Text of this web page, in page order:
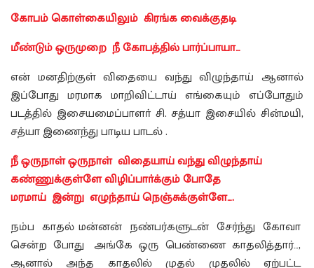
கோபம் கொள்கையிலும் கிரங்க வைக்குதடி
மீண்டும் ஒருமுறை நீ கோபத்தில் பார்ப்பாயா…
என் மனதிற்குள் விதையை வந்து விழுந்தாய் ஆனால்
இப்போது மரமாக மாறிவிட்டாய் எங்கையும் எப்போதும்
படத்தில் இசையமைப்பாளா் சி. சத்யா இசையில் சின்மயி,
சத்யா இணைந்து பாடிய பாடல் .
நீ ஒருநாள் ஒருநாள் விதையாய் வந்து விழுந்தாய்
கண்ணுக்குள்ளே விழிப்பாா்க்கும் போதே
மரமாய் இன்று எழுந்தாய் நெஞ்சுக்குள்ளே….
நம்ப காதல் மன்னன் நண்பர்களுடன் சேர்ந்து கோவா
சென்ற போது அங்கே ஒரு பெண்ணை காதலித்தார்…,
ஆனால் அந்த காதலில் முதல் முதலில் ஏற்பட்ட